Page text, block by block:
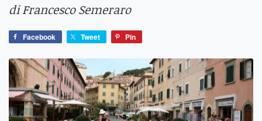
di Francesco Semeraro
Facebook Tweet Pin